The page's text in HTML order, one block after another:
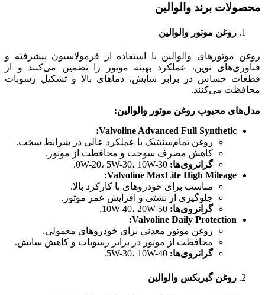
محصولات برند والوالین
روغن موتور والوالین
روغن موتورهای والوالین با استفاده از فرمولاسیون پیشرفته و
فناوری‌های نوین، عملکرد بهینه موتور را تضمین می‌کنند و از
قطعات حساس در برابر سایش، دماهای بالا و تشکیل رسوبات
محافظت می‌کنند.
مدل‌های محبوب روغن موتور والوالین:
Valvoline Advanced Full Synthetic:
روغن تمام‌سنتتیک با عملکرد عالی در شرایط سخت.
کاهش مصرف سوخت و محافظت از موتور.
گرانروی‌ها:
Valvoline MaxLife High Mileage:
مناسب برای خودروهای با کارکرد بالا.
جلوگیری از نشتی و افزایش عمر موتور.
گرانروی‌ها:
Valvoline Daily Protection:
روغن موتور معدنی برای خودروهای معمولی.
محافظت از موتور در برابر رسوبات و کاهش سایش.
گرانروی‌ها:
روغن گیربکس والوالین